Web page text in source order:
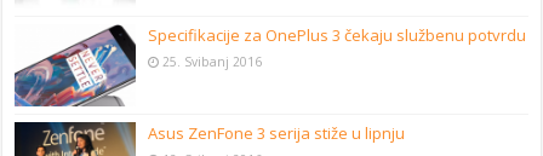
Specifikacije za OnePlus 3 čekaju službenu potvrdu
25. Svibanj 2016
Asus ZenFone 3 serija stiže u lipnju